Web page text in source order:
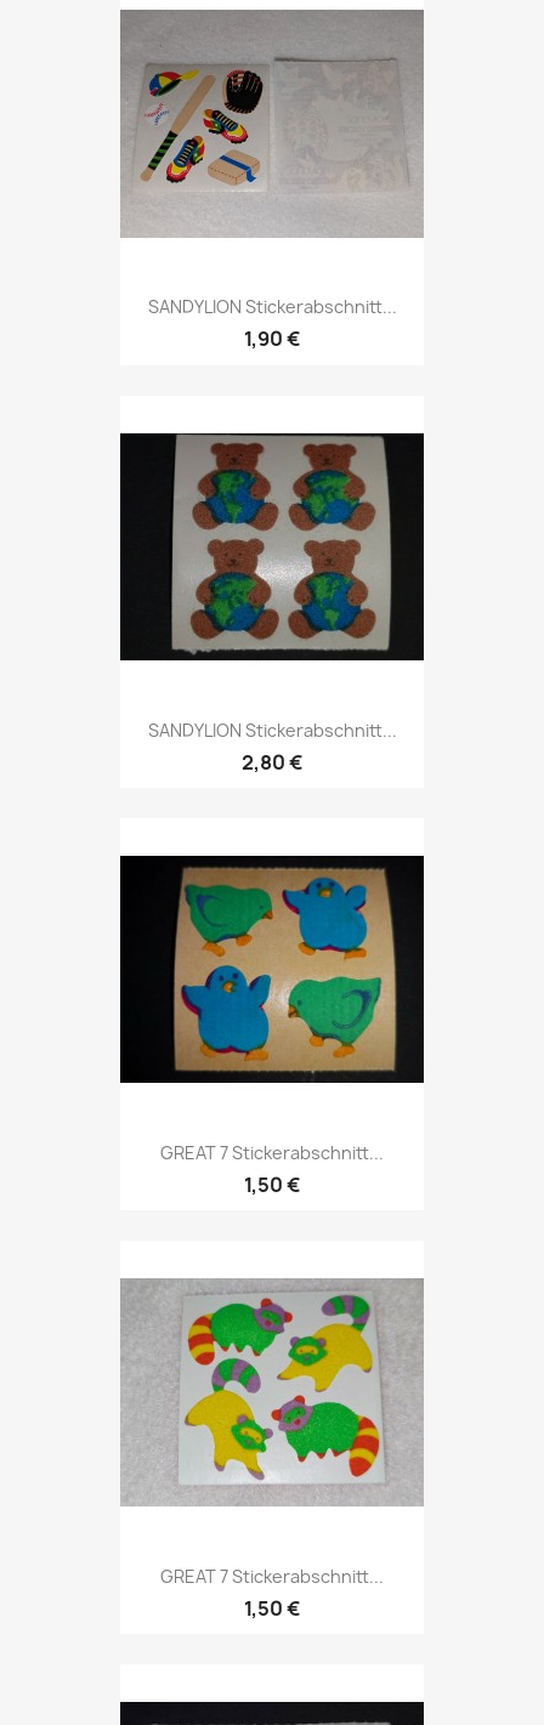
SANDYLION Stickerabschnitt...
1,90 €
SANDYLION Stickerabschnitt...
2,80 €
GREAT 7 Stickerabschnitt...
1,50 €
GREAT 7 Stickerabschnitt...
1,50 €